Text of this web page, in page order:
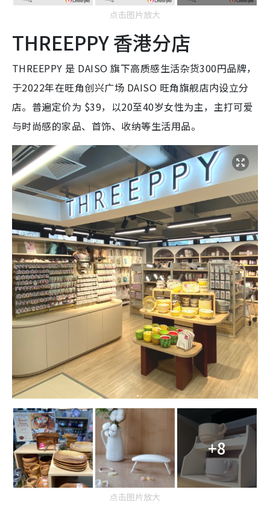
点击图片放大
THREEPPY 香港分店
THREEPPY 是 DAISO 旗下高质感生活杂货300円品牌，
于2022年在旺角创兴广场 DAISO 旺角旗舰店内设立分
店。普遍定价为 $39，以20至40岁女性为主，主打可爱
与时尚感的家品、首饰、收纳等生活用品。
+8
点击图片放大